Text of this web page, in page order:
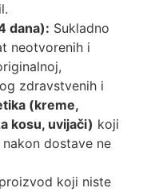
dana): Sukladno
neotvorenih i
zdravstvenih i
(kreme,
kosu, uvijači) koji
dostave ne
koji niste